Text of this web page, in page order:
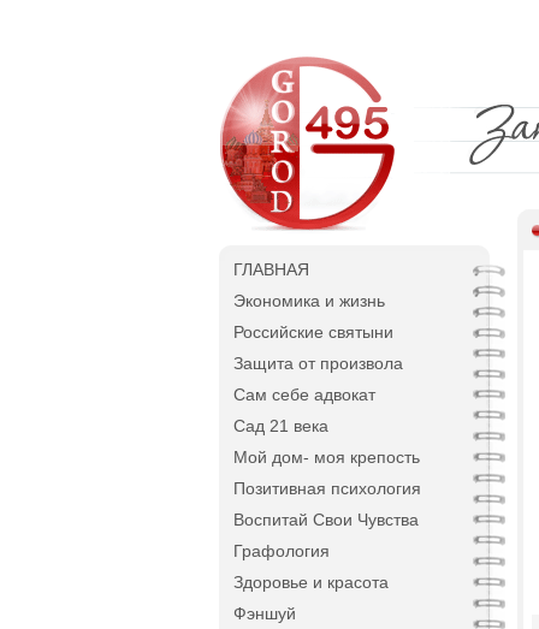
ГЛАВНАЯ
Экономика и жизнь
Российские святыни
Защита от произвола
Сам себе адвокат
Сад 21 века
Мой дом- моя крепость
Позитивная психология
Воспитай Свои Чувства
Графология
Здоровье и красота
Фэншуй